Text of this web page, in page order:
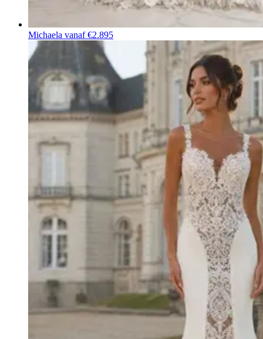
Michaela vanaf €2.895